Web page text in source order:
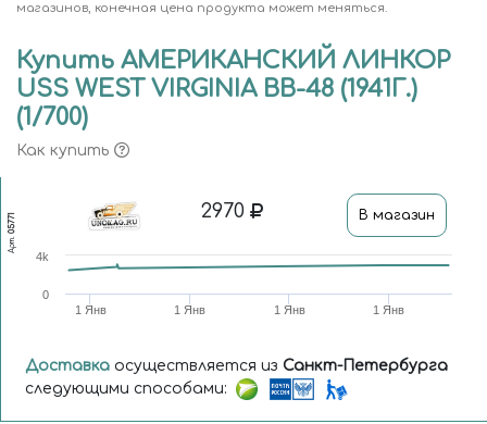
магазинов, конечная цена продукта может меняться.
Купить АМЕРИКАНСКИЙ ЛИНКОР
USS WEST VIRGINIA BB-48 (1941Г.)
(1/700)
Как купить
Арт.
05771
2970 В магазин
1 Янв 1 Янв 1 Янв 1 Янв
0
4k
Доставка осуществляется из Санкт-Петербурга
следующими способами: